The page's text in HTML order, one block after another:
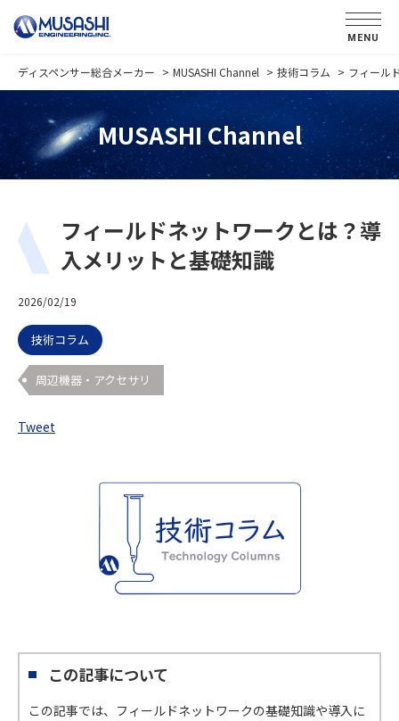
MENU
ディスペンサー総合メーカー MUSASHI Channel 技術コラム フィール
MUSASHI Channel
フィールドネットワークとは？導
入メリットと基礎知識
2026/02/19
技術コラム
周辺機器・アクセサリ
Tweet
この記事について
この記事では、フィールドネットワークの基礎知識や導入に